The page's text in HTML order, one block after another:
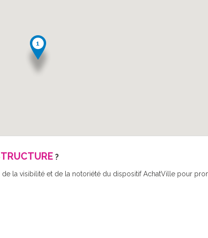
?
la visibilité et de la notoriété du dispositif AchatVille pour